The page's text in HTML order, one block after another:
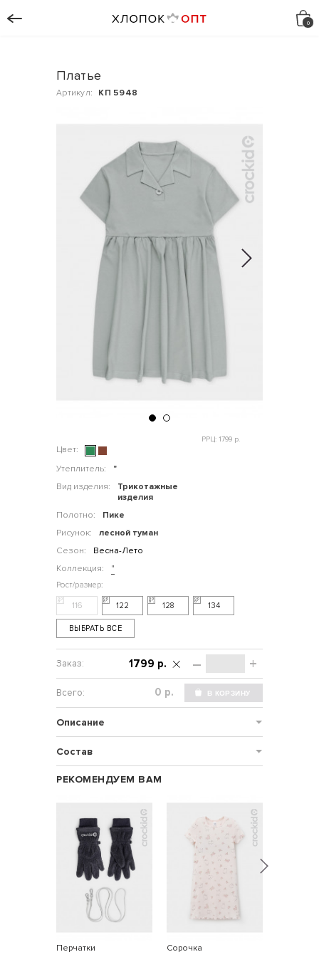
Платье
Артикул: КП 5948
Цвет:
Утеплитель:
"
Вид изделия:
Трикотажные
изделия
Полотно:
Пике
Рисунок:
лесной туман
Сезон:
Весна-Лето
Коллекция:
"
РРЦ: 1799 р.
116 122 128 134
ВЫБРАТЬ ВСЕ
– +
1799 р.
р.
Описание
Состав
РЕКОМЕНДУЕМ ВАМ
Перчатки Сорочка